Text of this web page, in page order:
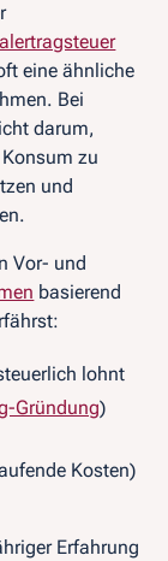
eine ähnliche
Bei
darum,
zu
und
Vor- und
basierend
lohnt
Gründung)
Kosten)
Erfahrung